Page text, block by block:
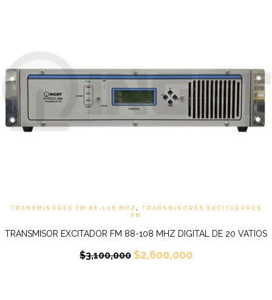
TRANSMISORES FM 88-108 MHZ
TRANSMISORES EXCITADORES
FM
TRANSMISOR EXCITADOR FM 88-108 MHZ DIGITAL DE 20 VATIOS
$3,100,000 $2,600,000